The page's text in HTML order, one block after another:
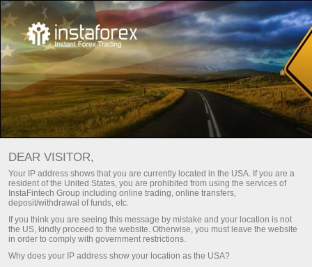
Main Contact us
इंस्टाफॉरेक्ष् पर रिक्त पदों
किसी भी कंपनी की सफलता असली लोगों द्वारा प्राप्त होती है - जैसे कंपनी के
कर्मचारी|
Join a tight-knit team of professionals with each of them
having proper qualification and working in a masterly manner.
Send your CV
DEAR VISITOR,
Your IP address shows that you are currently located in the USA. If you are a
resident of the United States, you are prohibited from using the services of
InstaFintech Group including online trading, online transfers,
deposit/withdrawal of funds, etc.
If you think you are seeing this message by mistake and your location is not
the US, kindly proceed to the website. Otherwise, you must leave the website
in order to comply with government restrictions.
Why does your IP address show your location as the USA?